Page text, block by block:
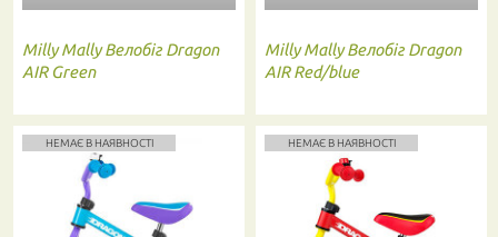
Milly Mally Велобіг Dragon
AIR Green
Milly Mally Велобіг Dragon
AIR Red/blue
НЕМАЄ В НАЯВНОСТІ НЕМАЄ В НАЯВНОСТІ